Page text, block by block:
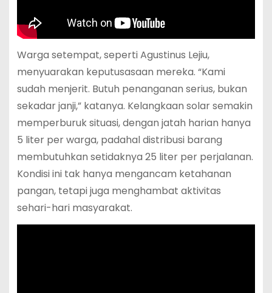
Warga setempat, seperti Agustinus Lejiu,
menyuarakan keputusasaan mereka. “Kami
sudah menjerit. Butuh penanganan serius, bukan
sekadar janji,” katanya. Kelangkaan solar semakin
memperburuk situasi, dengan jatah harian hanya
5 liter per warga, padahal distribusi barang
membutuhkan setidaknya 25 liter per perjalanan.
Kondisi ini tak hanya mengancam ketahanan
pangan, tetapi juga menghambat aktivitas
sehari-hari masyarakat.